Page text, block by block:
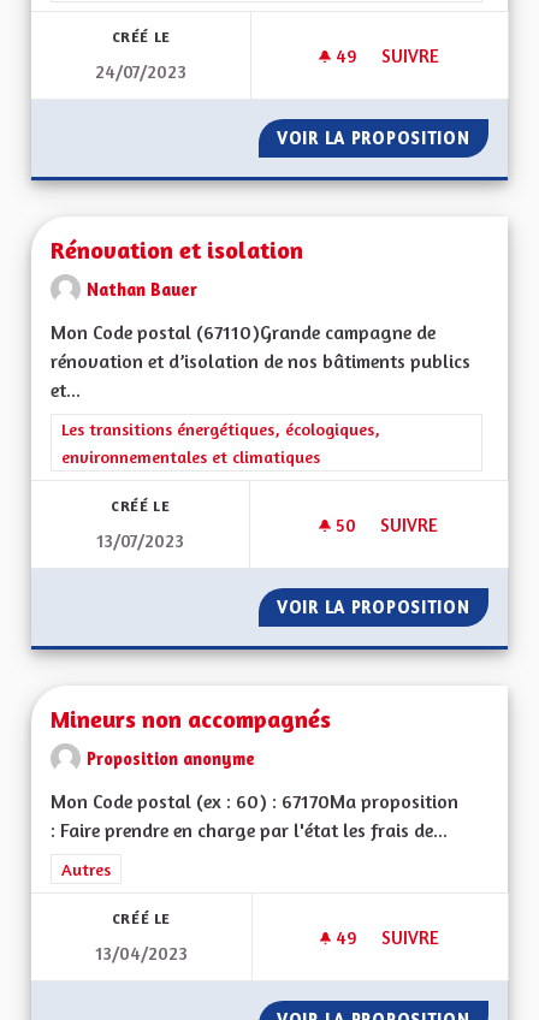
CRÉÉ LE
24/07/2023
49 49 ABONNÉS
SUIVRE
VOIR LA PROPOSITION
Rénovation et isolation
Nathan Bauer
Mon Code postal (67110)Grande campagne de
rénovation et d’isolation de nos bâtiments publics
et...
Filtrer les résultats de la catégorie : Les transitions
Les transitions énergétiques, écologiques,
environnementales et climatiques
CRÉÉ LE
13/07/2023
50 50 ABONNÉS
SUIVRE
VOIR LA PROPOSITION
Mineurs non accompagnés
Proposition anonyme
Mon Code postal (ex : 60) : 67170Ma proposition
: Faire prendre en charge par l'état les frais de...
Filtrer les résultats de la catégorie : Autres
Autres
CRÉÉ LE
13/04/2023
49 49 ABONNÉS
SUIVRE